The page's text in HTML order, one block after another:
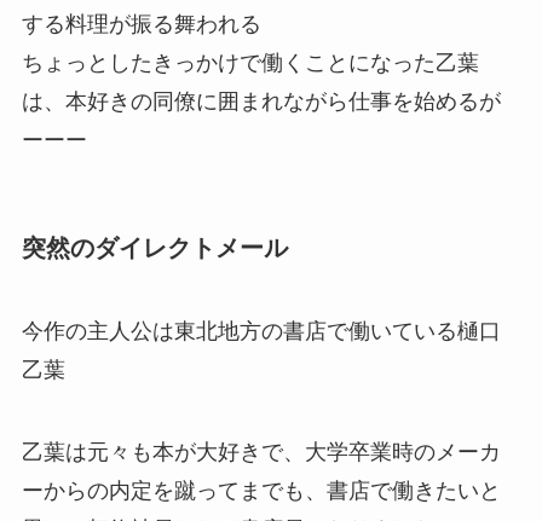
する料理が振る舞われる
ちょっとしたきっかけで働くことになった乙葉
は、本好きの同僚に囲まれながら仕事を始めるが
ーーー
突然のダイレクトメール
今作の主人公は東北地方の書店で働いている樋口
乙葉
乙葉は元々も本が大好きで、大学卒業時のメーカ
ーからの内定を蹴ってまでも、書店で働きたいと